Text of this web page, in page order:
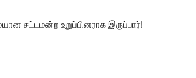
சட்டமன்ற உறுப்பினராக இருப்பார்!